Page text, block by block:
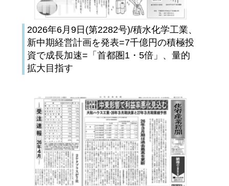
2026年6月9日(第2282号)/積水化学工業、
新中期経営計画を発表=7千億円の積極投
資で成長加速=「首都圏1・5倍」、量的
拡大目指す